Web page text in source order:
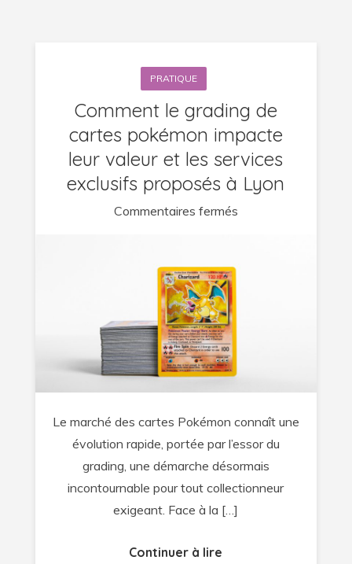
PRATIQUE
Comment le grading de
cartes pokémon impacte
leur valeur et les services
exclusifs proposés à Lyon
Commentaires ferméssur
cartes
et
les
services
exclusifs
Le marché des cartes Pokémon connaît une
évolution rapide, portée par l’essor du
grading, une démarche désormais
incontournable pour tout collectionneur
exigeant. Face à la […]
Continuer à lire